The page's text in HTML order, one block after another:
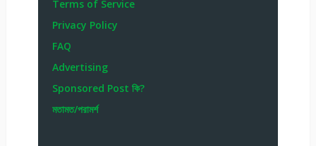
Terms of Service
Privacy Policy
FAQ
Advertising
Sponsored Post কি?
মতামত/পরামর্শ